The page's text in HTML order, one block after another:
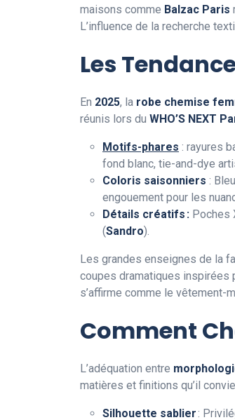
maisons comme Balzac Paris
L’influence de la recherche
Les
En 2025, la robe chemise
réunis lors du WHO’S NEXT
Motifs-phares : rayures
fond blanc, tie-and-dye
Coloris saisonniers :
engouement pour les
Détails créatifs : Poches
(Sandro).
Les grandes enseignes de la
coupes dramatiques inspirées
s’affirme comme le vêtement-
Comment
L’adéquation entre
matières et finitions qu’il
Silhouette sablier: